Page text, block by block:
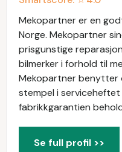
Mekopartner er en
Norge. Mekopartner
prisgunstige
bilmerker i forhold til
Mekopartner benytter
stempel i
fabrikkgarantien
Se full profil >>